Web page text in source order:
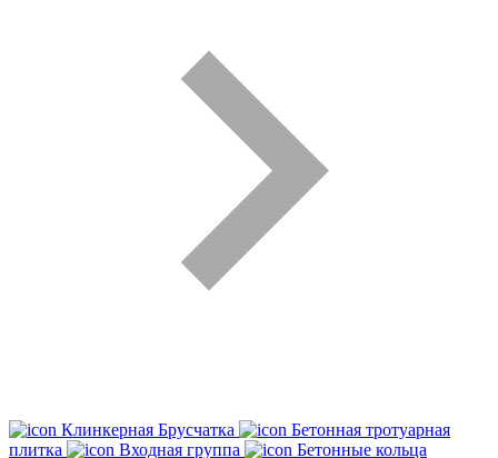
Клинкерная Брусчатка
Бетонная тротуарная
плитка
Входная группа
Бетонные кольца